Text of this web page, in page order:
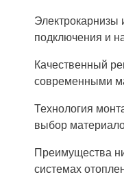
Электрокарнизы
подключения и
Качественный
современными
Технология
выбор
Преимущества
системах